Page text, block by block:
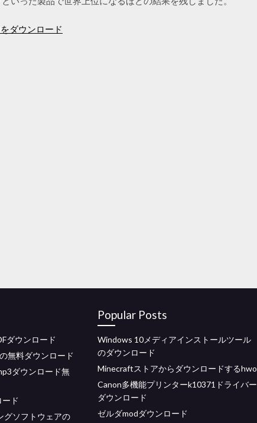
ダウンロード
ダウンロード
無料ダウンロード
ダウンロード無
ド
グソフトウェアの
Popular Posts
Windows 10メディアインストールツール
のダウンロード
Minecraftストアからダウンロードするhwo
Canon多機能プリンターk10371ドライバー
ダウンロード
ゼルダmodダウンロード